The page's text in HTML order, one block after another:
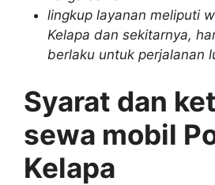
lingkup layanan meliputi
Kelapa dan sekitarnya,
berlaku untuk perjalanan
Syarat dan
sewa mobil
Kelapa